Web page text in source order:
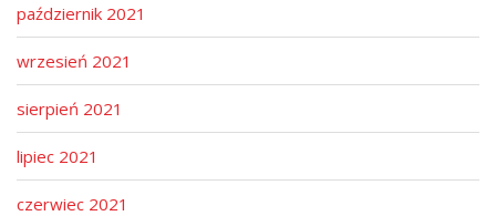
październik 2021
wrzesień 2021
sierpień 2021
lipiec 2021
czerwiec 2021